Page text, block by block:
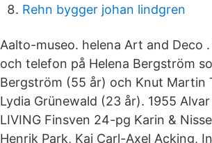
Rehn bygger johan lindgren
Aalto-museo. helena Art and Deco
och telefon på Helena Bergström
Bergström (55 år) och Knut Martin
Lydia Grünewald (23 år). 1955 Alvar
LIVING Finsven 24-pg Karin &
Henrik Park, Kaj Carl-Axel Acking,